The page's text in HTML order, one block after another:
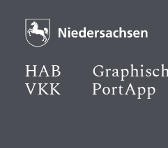
HAB
VKK PortApp